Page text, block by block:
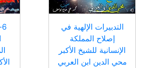
التدبيرات الإلهية في
إصلاح المملكة
الإنسانية للشيخ الأكبر
محي الدين ابن العربي